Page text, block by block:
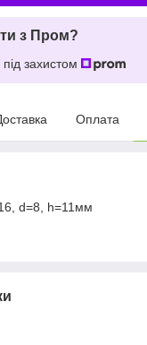
з Пром?
захистом
Оплата
d=8, h=11мм